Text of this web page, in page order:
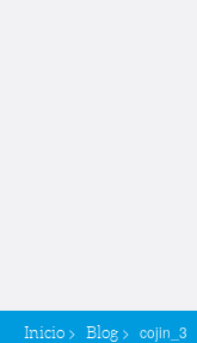
Inicio > Blog > cojin_3